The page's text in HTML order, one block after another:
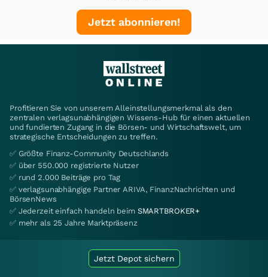
Jetzt abonnieren!
Profitieren Sie von unserem Alleinstellungsmerkmal als den
zentralen verlagsunabhängigen Wissens-Hub für einen aktuellen
und fundierten Zugang in die Börsen- und Wirtschaftswelt, um
strategische Entscheidungen zu treffen.
✅ Größte Finanz-Community Deutschlands
✅ über 550.000 registrierte Nutzer
✅ rund 2.000 Beiträge pro Tag
✅ verlagsunabhängige Partner ARIVA, FinanzNachrichten und
BörsenNews
✅ Jederzeit einfach handeln beim SMARTBROKER+
✅ mehr als 25 Jahre Marktpräsenz
Jetzt Depot sichern